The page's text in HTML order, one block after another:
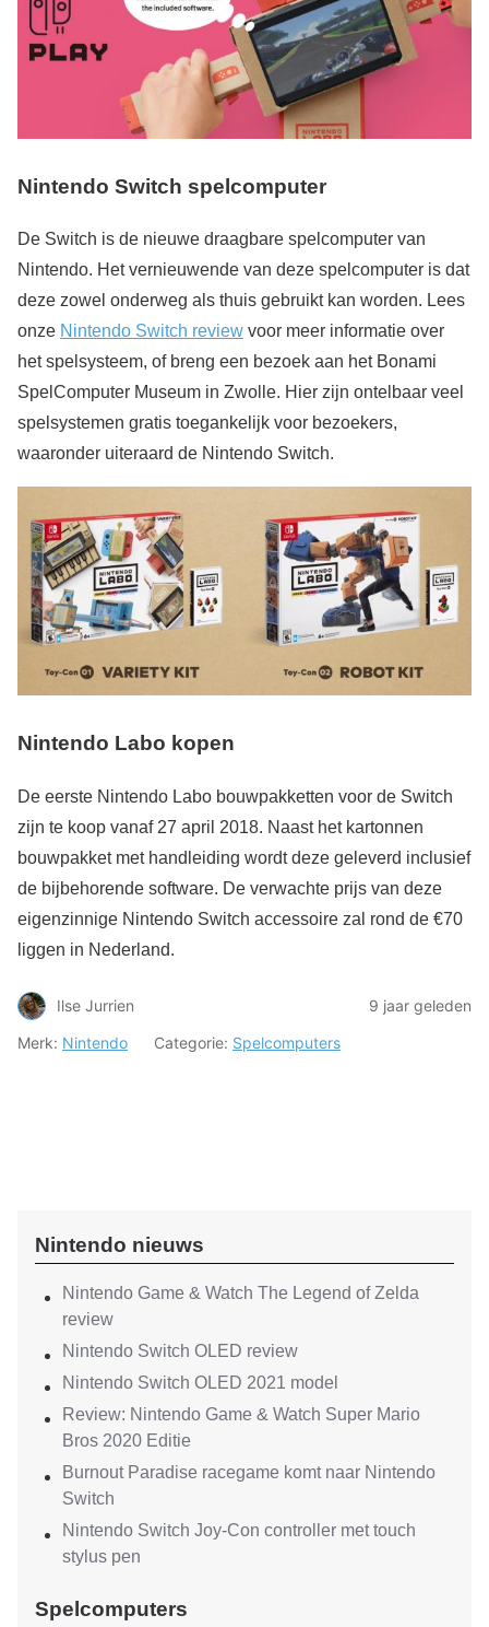
Nintendo Switch spelcomputer
De Switch is de nieuwe draagbare spelcomputer van
Nintendo. Het vernieuwende van deze spelcomputer is dat
deze zowel onderweg als thuis gebruikt kan worden. Lees
onze Nintendo Switch review voor meer informatie over
het spelsysteem, of breng een bezoek aan het Bonami
SpelComputer Museum in Zwolle. Hier zijn ontelbaar veel
spelsystemen gratis toegankelijk voor bezoekers,
waaronder uiteraard de Nintendo Switch.
Nintendo Labo kopen
De eerste Nintendo Labo bouwpakketten voor de Switch
zijn te koop vanaf 27 april 2018. Naast het kartonnen
bouwpakket met handleiding wordt deze geleverd inclusief
de bijbehorende software. De verwachte prijs van deze
eigenzinnige Nintendo Switch accessoire zal rond de €70
liggen in Nederland.
Ilse Jurrien
9 jaar geleden
Merk: Nintendo Categorie: Spelcomputers
Nintendo nieuws
Nintendo Game & Watch The Legend of Zelda
review
Nintendo Switch OLED review
Nintendo Switch OLED 2021 model
Review: Nintendo Game & Watch Super Mario
Bros 2020 Editie
Burnout Paradise racegame komt naar Nintendo
Switch
Nintendo Switch Joy-Con controller met touch
stylus pen
Spelcomputers